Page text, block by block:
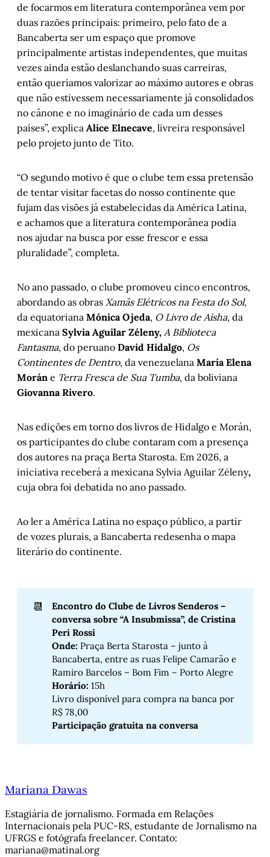
de focarmos em literatura contemporânea vem por
duas razões principais: primeiro, pelo fato de a
Bancaberta ser um espaço que promove
principalmente artistas independentes, que muitas
vezes ainda estão deslanchando suas carreiras,
então queríamos valorizar ao máximo autores e obras
que não estivessem necessariamente já consolidados
no cânone e no imaginário de cada um desses
países”, explica Alice Elnecave, livreira responsável
pelo projeto junto de Tito.
“O segundo motivo é que o clube tem essa pretensão
de tentar visitar facetas do nosso continente que
fujam das visões já estabelecidas da América Latina,
e achamos que a literatura contemporânea podia
nos ajudar na busca por esse frescor e essa
pluralidade”, completa.
No ano passado, o clube promoveu cinco encontros,
abordando as obras Xamãs Elétricos na Festa do Sol,
da equatoriana Mónica Ojeda, O Livro de Aisha, da
mexicana Sylvia Aguilar Zéleny, A Biblioteca
Fantasma, do peruano David Hidalgo, Os
Continentes de Dentro, da venezuelana María Elena
Morán e Terra Fresca de Sua Tumba, da boliviana
Giovanna Rivero.
Nas edições em torno dos livros de Hidalgo e Morán,
os participantes do clube contaram com a presença
dos autores na praça Berta Starosta. Em 2026, a
iniciativa receberá a mexicana Sylvia Aguilar Zéleny,
cuja obra foi debatida no ano passado.
Ao ler a América Latina no espaço público, a partir
de vozes plurais, a Bancaberta redesenha o mapa
literário do continente.
📆
Encontro do Clube de Livros Senderos –
conversa sobre “A Insubmissa”, de Cristina
Peri Rossi
Onde: Praça Berta Starosta – junto à
Bancaberta, entre as ruas Felipe Camarão e
Ramiro Barcelos – Bom Fim – Porto Alegre
Horário: 15h
Livro disponível para compra na banca por
R$ 78,00
Participação gratuita na conversa
Mariana Dawas
Estagiária de jornalismo. Formada em Relações
Internacionais pela PUC-RS, estudante de Jornalismo na
UFRGS e fotógrafa freelancer. Contato:
mariana@matinal.org